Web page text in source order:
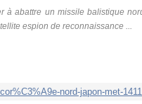
à abattre un missile balistique
espion de reconnaissance ...
nord-japon-met-